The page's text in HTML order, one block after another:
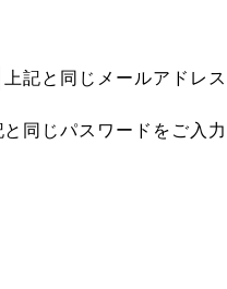
上記と同じメールアドレ
と同じパスワードをご入力